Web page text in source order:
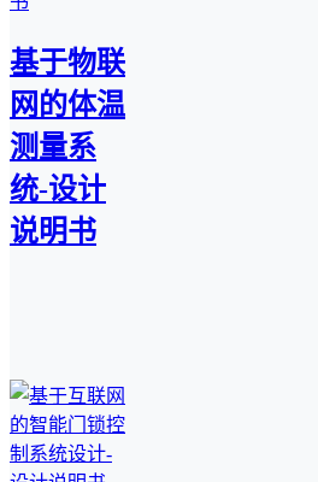
基于物联
网的体温
测量系
统-设计
说明书